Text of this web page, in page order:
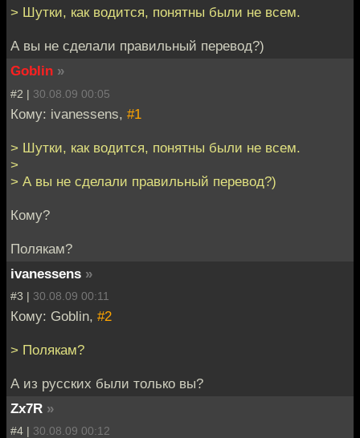
> Шутки, как водится, понятны были не всем.
А вы не сделали правильный перевод?)
Goblin »
#2 | 30.08.09 00:05
Кому: ivanessens, #1
> Шутки, как водится, понятны были не всем.
>
> А вы не сделали правильный перевод?)
Кому?
Полякам?
ivanessens »
#3 | 30.08.09 00:11
Кому: Goblin, #2
> Полякам?
А из русских были только вы?
Zx7R »
#4 | 30.08.09 00:12